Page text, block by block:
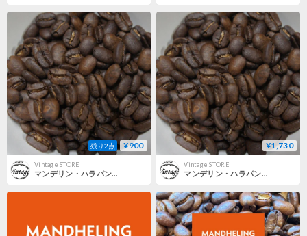
残り2点 ¥900
Vintage STORE
マンデリン・ハラパン ： 100g
¥1,730
Vintage STORE
マンデリン・ハラパン ： 200g